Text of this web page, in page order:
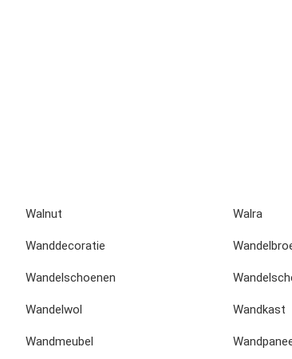
Walnut Walra
Wanddecoratie
Wandelschoenen
Wandelwol Wandkast
Wandmeubel